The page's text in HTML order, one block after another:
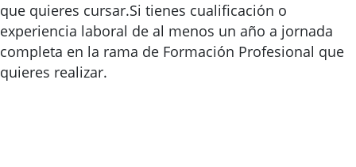
que quieres cursar.Si tienes cualificación o
experiencia laboral de al menos un año a jornada
completa en la rama de Formación Profesional que
quieres realizar.